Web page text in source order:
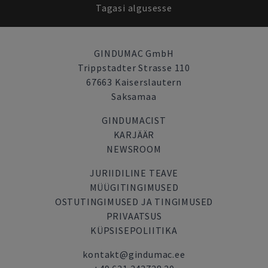
Tagasi algusesse
GINDUMAC GmbH
Trippstadter Strasse 110
67663 Kaiserslautern
Saksamaa
GINDUMACIST
KARJÄÄR
NEWSROOM
JURIIDILINE TEAVE
MÜÜGITINGIMUSED
OSTUTINGIMUSED JA TINGIMUSED
PRIVAATSUS
KÜPSISEPOLIITIKA
kontakt@gindumac.ee